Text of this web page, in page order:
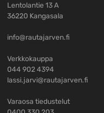
Lentolantie 13 A
36220 Kangasala
info@rautajarven.fi
Verkkokauppa
044 902 4394
lassi.jarvi@rautajarven.fi
Varaosa tiedustelut